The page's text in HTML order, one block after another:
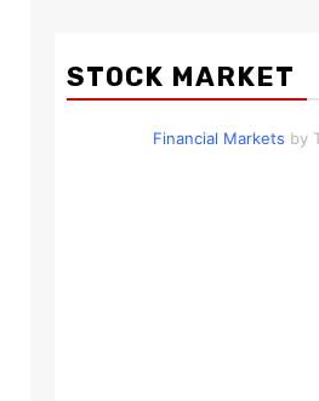
STOCK MARKET
Financial Markets by